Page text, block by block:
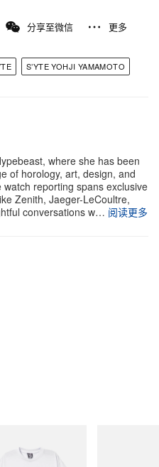
分享至微信 更多
S’YTE YOHJI YAMAMOTO
where she has been
of horology, art, design, and
reporting spans exclusive
Zenith, Jaeger-LeCoultre,
conversations w… 阅读更多
Boys Club X Initial
T-Shirt 2